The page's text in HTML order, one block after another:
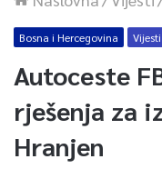
Bosna i Hercegovina Vijesti
Autoceste
rješenja za
Hranjen